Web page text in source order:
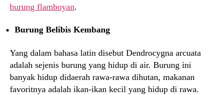
burung flamboyan.
Burung Belibis Kembang
Yang dalam bahasa latin disebut Dendrocygna arcuata
adalah sejenis burung yang hidup di air. Burung ini
banyak hidup didaerah rawa-rawa dihutan, makanan
favoritnya adalah ikan-ikan kecil yang hidup di rawa.